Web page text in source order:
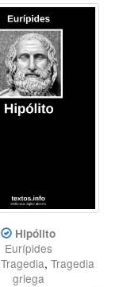
Hipólito
Eurípides
Tragedia, Tragedia
griega